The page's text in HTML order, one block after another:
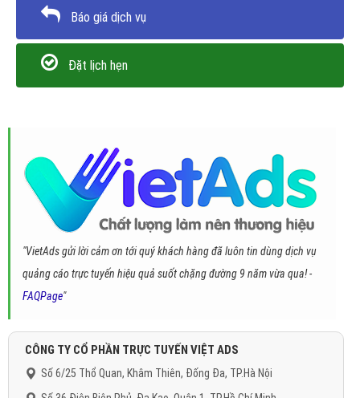
Báo giá dịch vụ
Đặt lịch hẹn
"VietAds gửi lời cảm ơn tới quý khách hàng đã luôn tin dùng dịch vụ
quảng cáo trực tuyến hiệu quả suốt chặng đường 9 năm vừa qua! -
FAQPage"
CÔNG TY CỔ PHẦN TRỰC TUYẾN VIỆT ADS
Số 6/25 Thổ Quan, Khâm Thiên, Đống Đa, TP.Hà Nội